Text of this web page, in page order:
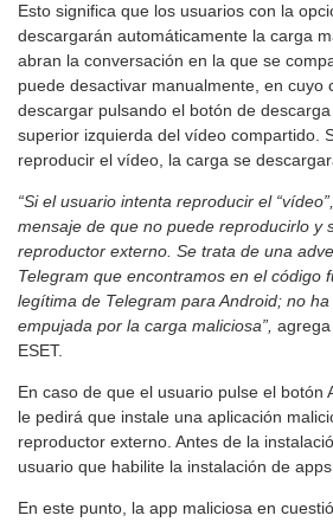
Esto significa que los usuarios con la
descargarán automáticamente la carga
abran la conversación en la que se
puede desactivar manualmente, en cuyo
descargar pulsando el botón de
superior izquierda del vídeo compartido.
reproducir el vídeo, la carga se
“Si el usuario intenta reproducir el
mensaje de que no puede reproducirlo y
reproductor externo. Se trata de una
Telegram que encontramos en el código
legítima de Telegram para Android; no
empujada por la carga maliciosa”,
ESET.
En caso de que el usuario pulse el botón
le pedirá que instale una aplicación
reproductor externo. Antes de la
usuario que habilite la instalación de
En este punto, la app maliciosa en